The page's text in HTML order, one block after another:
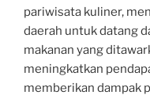
pariwisata kuliner,
daerah untuk datang
makanan yang
meningkatkan
memberikan dampak